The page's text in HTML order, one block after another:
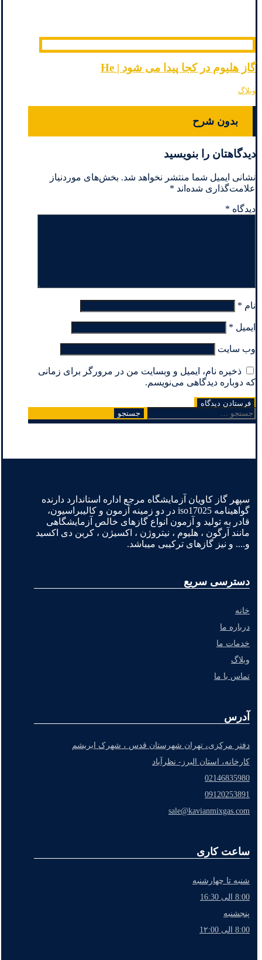
گاز هلیوم در کجا پیدا می شود | He
وبلاگ
بدون شرح
دیدگاهتان را بنویسید
نشانی ایمیل شما منتشر نخواهد شد. بخش‌های موردنیاز
علامت‌گذاری شده‌اند *
دیدگاه *
نام *
ایمیل *
وب‌ سایت
ذخیره نام، ایمیل و وبسایت من در مرورگر برای زمانی
که دوباره دیدگاهی می‌نویسم.
جستجو
برای:
سپهر گاز کاویان آزمایشگاه مرجع اداره استاندارد دارنده
گواهینامه iso17025 در دو زمینه آزمون و کالیبراسیون،
قادر به تولید و آزمون انواع گازهای خالص آزمایشگاهی
مانند آرگون ، هلیوم ، نیتروژن ، اکسیژن ، کربن دی اکسید
و.... و نیز گازهای ترکیبی میباشد.
دسترسی سریع
خانه
درباره ما
خدمات ما
وبلاگ
تماس با ما
آدرس
دفتر مرکزی، تهران شهرستان قدس ، شهرک ابریشم
کارخانه، استان البرز- نظرآباد
02146835980
09120253891
sale@kavianmixgas.com
ساعت کاری
شنبه تا چهارشنبه
8:00 الی 16:30
پنجشنبه
8:00 الی 1۲:00